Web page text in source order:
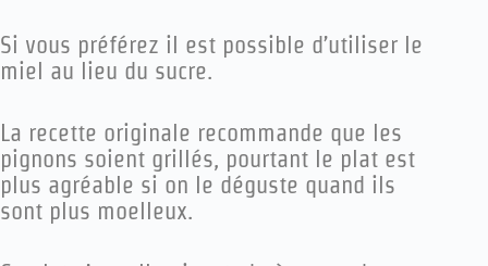
Si vous préférez il est possible d’utiliser le
miel au lieu du sucre.
La recette originale recommande que les
pignons soient grillés, pourtant le plat est
plus agréable si on le déguste quand ils
sont plus moelleux.